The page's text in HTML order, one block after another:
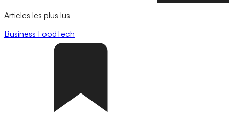
Articles les plus lus
Business FoodTech